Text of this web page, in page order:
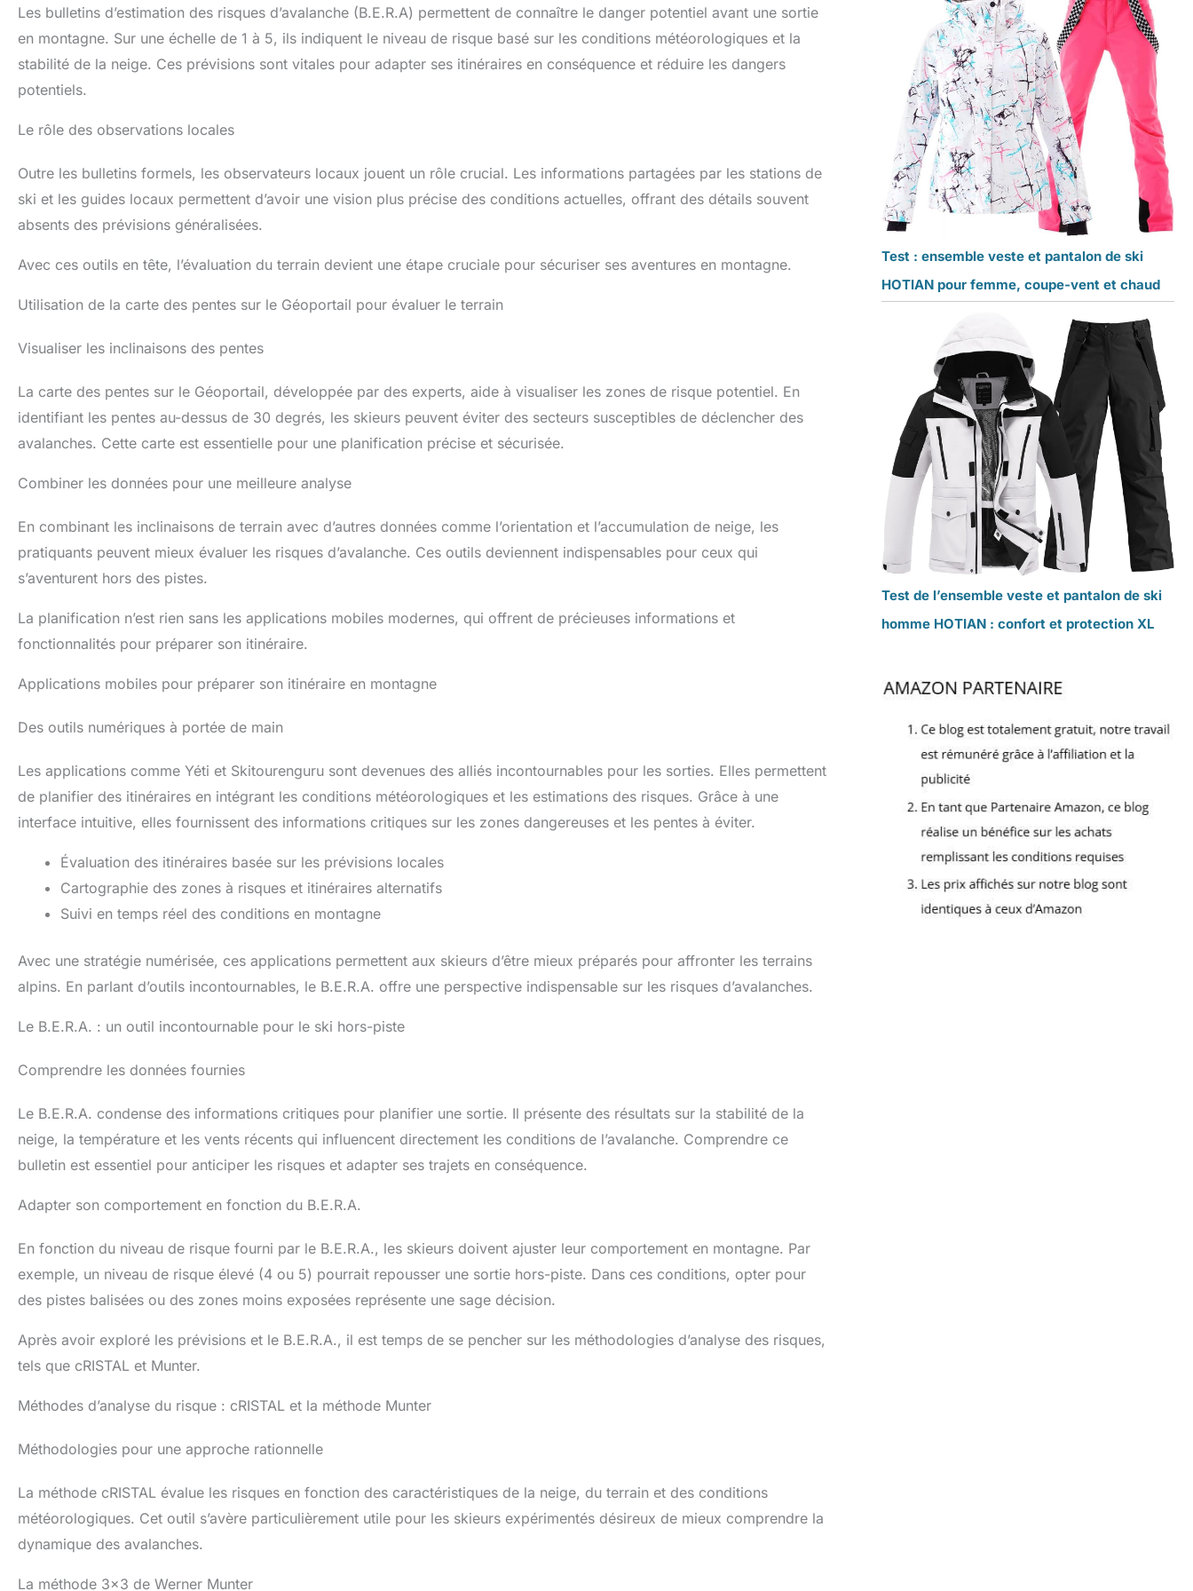
Les bulletins d’estimation des risques d’avalanche (B.E.R.A) permettent de connaître le danger potentiel avant une sortie
en montagne. Sur une échelle de 1 à 5, ils indiquent le niveau de risque basé sur les conditions météorologiques et la
stabilité de la neige. Ces prévisions sont vitales pour adapter ses itinéraires en conséquence et réduire les dangers
potentiels.
Le rôle des observations locales
Outre les bulletins formels, les observateurs locaux jouent un rôle crucial. Les informations partagées par les stations de
ski et les guides locaux permettent d’avoir une vision plus précise des conditions actuelles, offrant des détails souvent
absents des prévisions généralisées.
Avec ces outils en tête, l’évaluation du terrain devient une étape cruciale pour sécuriser ses aventures en montagne.
Utilisation de la carte des pentes sur le Géoportail pour évaluer le terrain
Visualiser les inclinaisons des pentes
La carte des pentes sur le Géoportail, développée par des experts, aide à visualiser les zones de risque potentiel. En
identifiant les pentes au-dessus de 30 degrés, les skieurs peuvent éviter des secteurs susceptibles de déclencher des
avalanches. Cette carte est essentielle pour une planification précise et sécurisée.
Combiner les données pour une meilleure analyse
En combinant les inclinaisons de terrain avec d’autres données comme l’orientation et l’accumulation de neige, les
pratiquants peuvent mieux évaluer les risques d’avalanche. Ces outils deviennent indispensables pour ceux qui
s’aventurent hors des pistes.
La planification n’est rien sans les applications mobiles modernes, qui offrent de précieuses informations et
fonctionnalités pour préparer son itinéraire.
Applications mobiles pour préparer son itinéraire en montagne
Des outils numériques à portée de main
Les applications comme Yéti et Skitourenguru sont devenues des alliés incontournables pour les sorties. Elles permettent
de planifier des itinéraires en intégrant les conditions météorologiques et les estimations des risques. Grâce à une
interface intuitive, elles fournissent des informations critiques sur les zones dangereuses et les pentes à éviter.
Évaluation des itinéraires basée sur les prévisions locales
Cartographie des zones à risques et itinéraires alternatifs
Suivi en temps réel des conditions en montagne
Avec une stratégie numérisée, ces applications permettent aux skieurs d’être mieux préparés pour affronter les terrains
alpins. En parlant d’outils incontournables, le B.E.R.A. offre une perspective indispensable sur les risques d’avalanches.
Le B.E.R.A. : un outil incontournable pour le ski hors-piste
Comprendre les données fournies
Le B.E.R.A. condense des informations critiques pour planifier une sortie. Il présente des résultats sur la stabilité de la
neige, la température et les vents récents qui influencent directement les conditions de l’avalanche. Comprendre ce
bulletin est essentiel pour anticiper les risques et adapter ses trajets en conséquence.
Adapter son comportement en fonction du B.E.R.A.
En fonction du niveau de risque fourni par le B.E.R.A., les skieurs doivent ajuster leur comportement en montagne. Par
exemple, un niveau de risque élevé (4 ou 5) pourrait repousser une sortie hors-piste. Dans ces conditions, opter pour
des pistes balisées ou des zones moins exposées représente une sage décision.
Après avoir exploré les prévisions et le B.E.R.A., il est temps de se pencher sur les méthodologies d’analyse des risques,
tels que cRISTAL et Munter.
Méthodes d’analyse du risque : cRISTAL et la méthode Munter
Méthodologies pour une approche rationnelle
La méthode cRISTAL évalue les risques en fonction des caractéristiques de la neige, du terrain et des conditions
météorologiques. Cet outil s’avère particulièrement utile pour les skieurs expérimentés désireux de mieux comprendre la
dynamique des avalanches.
La méthode 3×3 de Werner Munter
Test : ensemble veste et pantalon de ski
HOTIAN pour femme, coupe-vent et chaud
Test de l’ensemble veste et pantalon de ski
homme HOTIAN : confort et protection XL